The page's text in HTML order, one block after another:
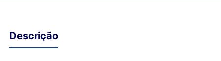
Descrição